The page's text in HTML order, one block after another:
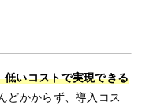
いコストで実現できる
どかからず、導入コス